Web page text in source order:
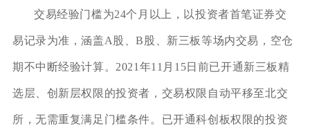
交易经验门槛为24个月以上，以投资者首笔证券交
易记录为准，涵盖A股、B股、新三板等场内交易，空仓
期不中断经验计算。2021年11月15日前已开通新三板精
选层、创新层权限的投资者，交易权限自动平移至北交
所，无需重复满足门槛条件。已开通科创板权限的投资